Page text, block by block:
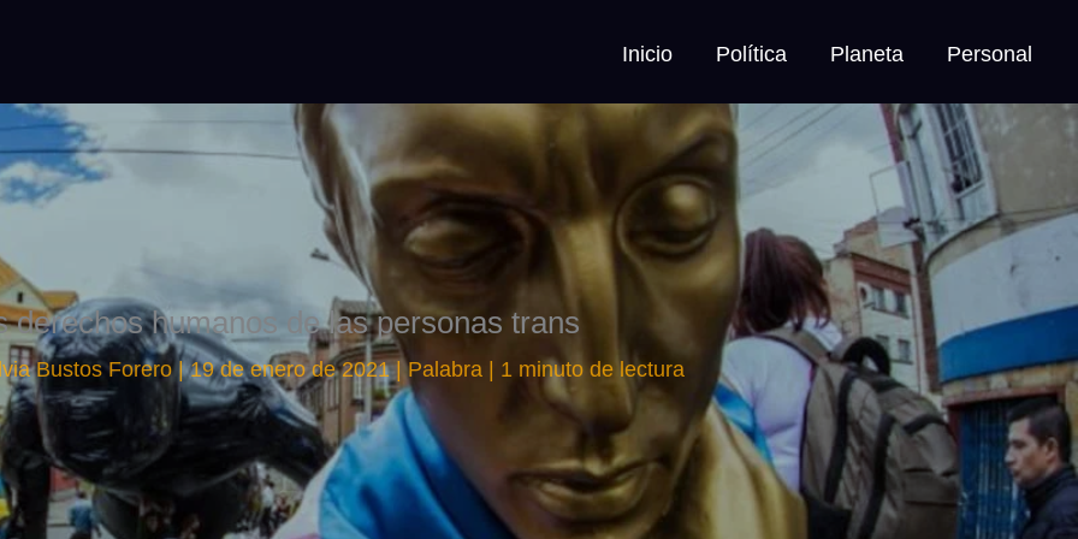
Inicio Política Planeta Personal
derechos humanos de las personas trans
Bustos Forero|19 de enero de 2021|Palabra | 1 minuto de lectura